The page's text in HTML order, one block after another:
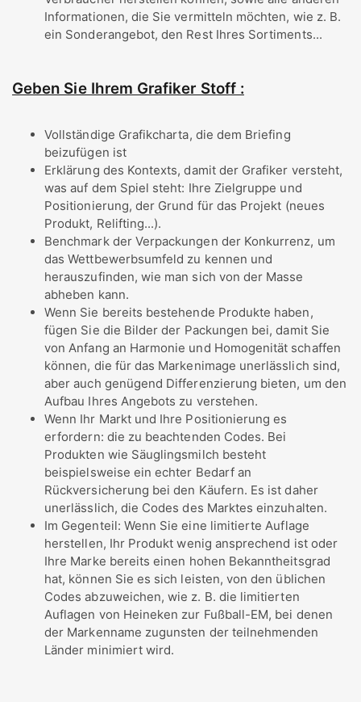
Informationen, die Sie vermitteln möchten, wie z. B.
ein Sonderangebot, den Rest Ihres Sortiments...
Geben Sie Ihrem Grafiker Stoff :
Vollständige Grafikcharta, die dem Briefing
beizufügen ist
Erklärung des Kontexts, damit der Grafiker versteht,
was auf dem Spiel steht: Ihre Zielgruppe und
Positionierung, der Grund für das Projekt (neues
Produkt, Relifting...).
Benchmark der Verpackungen der Konkurrenz, um
das Wettbewerbsumfeld zu kennen und
herauszufinden, wie man sich von der Masse
abheben kann.
Wenn Sie bereits bestehende Produkte haben,
fügen Sie die Bilder der Packungen bei, damit Sie
von Anfang an Harmonie und Homogenität schaffen
können, die für das Markenimage unerlässlich sind,
aber auch genügend Differenzierung bieten, um den
Aufbau Ihres Angebots zu verstehen.
Wenn Ihr Markt und Ihre Positionierung es
erfordern: die zu beachtenden Codes. Bei
Produkten wie Säuglingsmilch besteht
beispielsweise ein echter Bedarf an
Rückversicherung bei den Käufern. Es ist daher
unerlässlich, die Codes des Marktes einzuhalten.
Im Gegenteil: Wenn Sie eine limitierte Auflage
herstellen, Ihr Produkt wenig ansprechend ist oder
Ihre Marke bereits einen hohen Bekanntheitsgrad
hat, können Sie es sich leisten, von den üblichen
Codes abzuweichen, wie z. B. die limitierten
Auflagen von Heineken zur Fußball-EM, bei denen
der Markenname zugunsten der teilnehmenden
Länder minimiert wird.